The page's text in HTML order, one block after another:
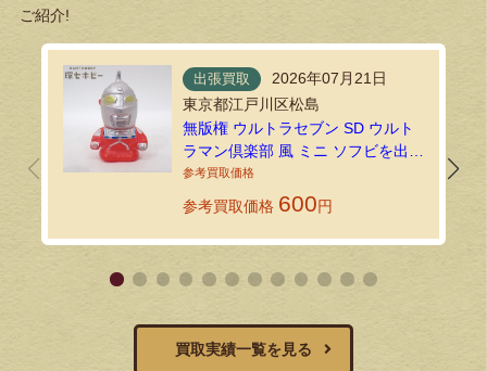
ご紹介!
出張買取
2026年07月21日
東京都江戸川区松島
無版権 ウルトラセブン SD ウルト
ラマン倶楽部 風 ミニ ソフビを出張
買取で拝見しました！
参考買取価格 600円
買取実績一覧を見る